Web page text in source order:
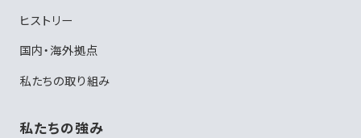
ヒストリー
国内・海外拠点
私たちの取り組み
私たちの強み